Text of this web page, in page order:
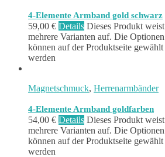
4-Elemente Armband gold schwarz
59,00 € Details Dieses Produkt weist
mehrere Varianten auf. Die Optionen
können auf der Produktseite gewählt
werden
Magnetschmuck, Herrenarmbänder
4-Elemente Armband goldfarben
54,00 € Details Dieses Produkt weist
mehrere Varianten auf. Die Optionen
können auf der Produktseite gewählt
werden